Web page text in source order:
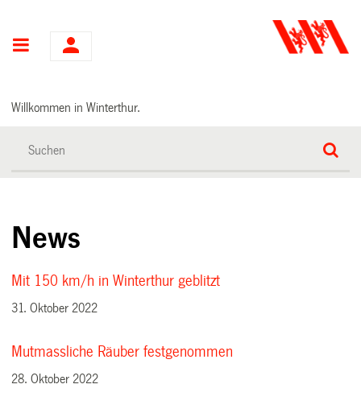
Hauptnavigation
Willkommen in Winterthur.
News
Mit 150 km/h in Winterthur geblitzt
31. Oktober 2022
Mutmassliche Räuber festgenommen
28. Oktober 2022